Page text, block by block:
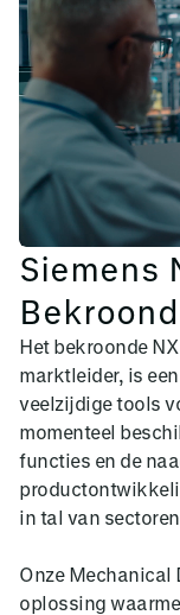
Siemens
Het bekroonde
marktleider, is
veelzijdige tools
momenteel
functies en de
in tal van
Onze Mechanical
oplossing